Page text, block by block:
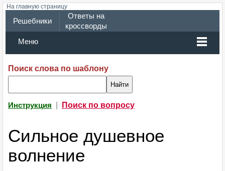
На главную страницу
Решебники
Ответы на
кроссворды
Меню
Поиск слова по шаблону
Инструкция Поиск по вопросу
Сильное душевное
волнение